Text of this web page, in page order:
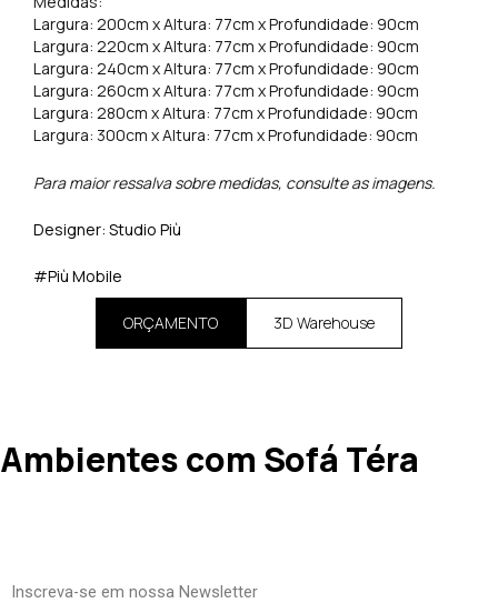
Largura: 200cm x Altura: 77cm x Profundidade: 90cm
Largura: 220cm x Altura: 77cm x Profundidade: 90cm
Largura: 240cm x Altura: 77cm x Profundidade: 90cm
Largura: 260cm x Altura: 77cm x Profundidade: 90cm
Largura: 280cm x Altura: 77cm x Profundidade: 90cm
Largura: 300cm x Altura: 77cm x Profundidade: 90cm
Para maior ressalva sobre medidas, consulte as imagens.
Designer: Studio Più
#Più Mobile
ORÇAMENTO 3D Warehouse
Ambientes com Sofá Téra
Inscreva-se em nossa Newsletter